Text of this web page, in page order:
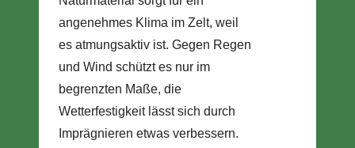
angenehmes Klima im Zelt, weil
es atmungsaktiv ist. Gegen Regen
und Wind schützt es nur im
begrenzten Maße, die
Wetterfestigkeit lässt sich durch
Imprägnieren etwas verbessern.